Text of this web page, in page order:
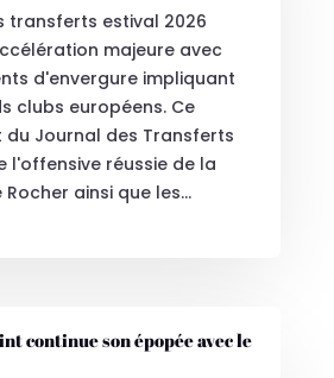
transferts estival 2026
majeure avec
d'envergure impliquant
clubs européens. Ce
du Journal des Transferts
l'offensive réussie de la
ainsi que les...
continue son épopée avec le